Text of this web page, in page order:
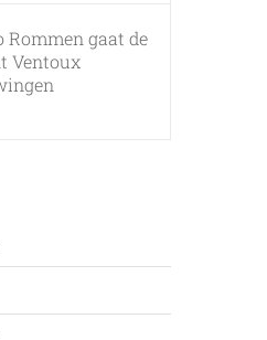
Rommen gaat de
Ventoux